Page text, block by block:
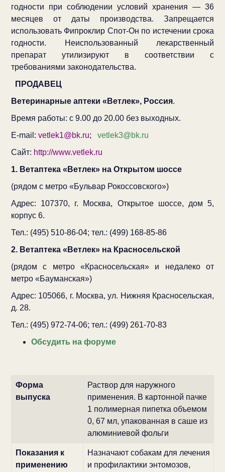
годности при соблюдении условий хранения — 36
месяцев от даты производства. Запрещается
использовать Фипроклир Спот-Он по истечении срока
годности. Неиспользованный лекарственный
препарат утилизируют в соответствии с
требованиями законодательства.
ПРОДАВЕЦ
Ветеринарные аптеки «Ветлек», Россия.
Время работы: с 9.00 до 20.00 без выходных.
E-mail: vetlek1@bk.ru; vetlek3@bk.ru
Сайт: http://www.vetlek.ru
1. Ветаптека «Ветлек» на Открытом шоссе
(рядом с метро «Бульвар Рокоссовского»)
Адрес: 107370, г. Москва, Открытое шоссе, дом 5,
корпус 6.
Тел.: (495) 510-86-04; тел.: (499) 168-85-86
2. Ветаптека «Ветлек» на Красносельской
(рядом с метро «Красносельская» и недалеко от
метро «Бауманская»)
Адрес: 105066, г. Москва, ул. Нижняя Красносельская,
д. 28.
Тел.: (495) 972-74-06; тел.: (499) 261-70-83
Обсудить на форуме
Форма
выпуска
Раствор для наружного
применения. В картонной пачке
1 полимерная пипетка объемом
0, 67 мл, упакованная в саше из
алюминиевой фольги
Показания к
применению
Назначают собакам для лечения
и профилактики энтомозов,